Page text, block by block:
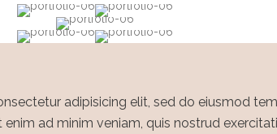
adipisicing elit, sed do eiusmod
ad minim veniam, quis nostrud